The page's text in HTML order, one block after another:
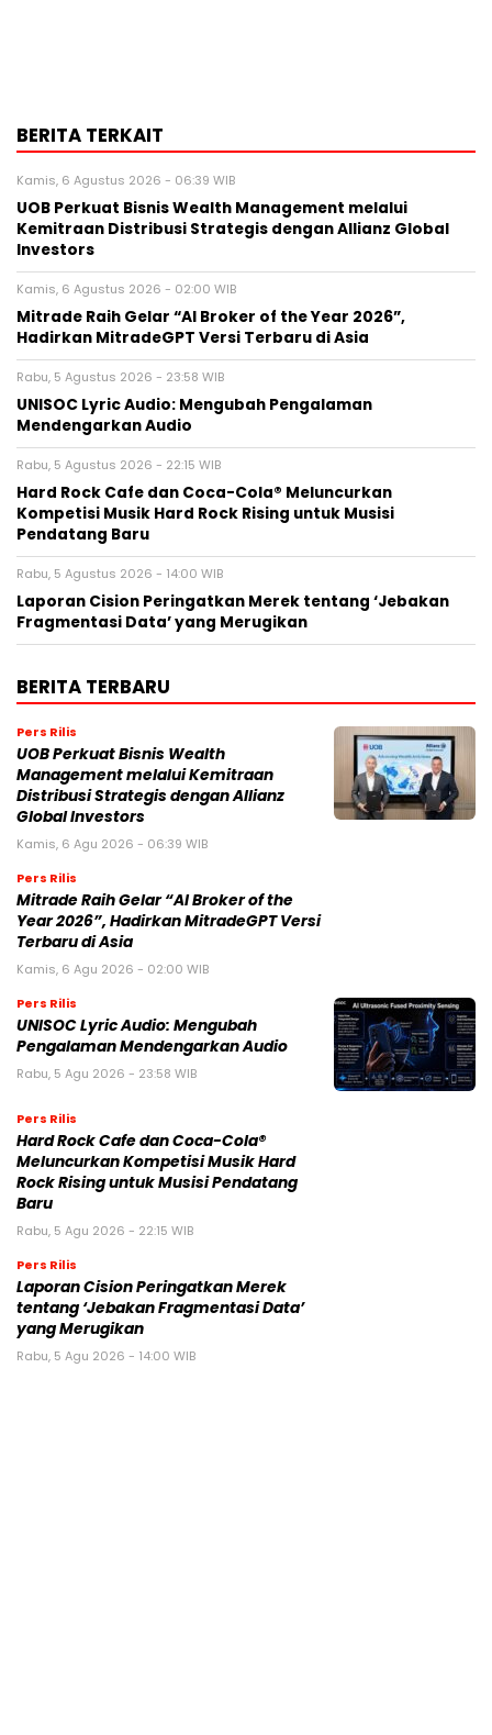
BERITA TERKAIT
Kamis, 6 Agustus 2026 - 06:39 WIB
UOB Perkuat Bisnis Wealth Management melalui
Kemitraan Distribusi Strategis dengan Allianz Global
Investors
Kamis, 6 Agustus 2026 - 02:00 WIB
Mitrade Raih Gelar “AI Broker of the Year 2026”,
Hadirkan MitradeGPT Versi Terbaru di Asia
Rabu, 5 Agustus 2026 - 23:58 WIB
UNISOC Lyric Audio: Mengubah Pengalaman
Mendengarkan Audio
Rabu, 5 Agustus 2026 - 22:15 WIB
Hard Rock Cafe dan Coca-Cola® Meluncurkan
Kompetisi Musik Hard Rock Rising untuk Musisi
Pendatang Baru
Rabu, 5 Agustus 2026 - 14:00 WIB
Laporan Cision Peringatkan Merek tentang ‘Jebakan
Fragmentasi Data’ yang Merugikan
BERITA TERBARU
Pers Rilis
UOB Perkuat Bisnis Wealth
Management melalui Kemitraan
Distribusi Strategis dengan Allianz
Global Investors
Kamis, 6 Agu 2026 - 06:39 WIB
Pers Rilis
Mitrade Raih Gelar “AI Broker of the
Year 2026”, Hadirkan MitradeGPT Versi
Terbaru di Asia
Kamis, 6 Agu 2026 - 02:00 WIB
Pers Rilis
UNISOC Lyric Audio: Mengubah
Pengalaman Mendengarkan Audio
Rabu, 5 Agu 2026 - 23:58 WIB
Pers Rilis
Hard Rock Cafe dan Coca-Cola®
Meluncurkan Kompetisi Musik Hard
Rock Rising untuk Musisi Pendatang
Baru
Rabu, 5 Agu 2026 - 22:15 WIB
Pers Rilis
Laporan Cision Peringatkan Merek
tentang ‘Jebakan Fragmentasi Data’
yang Merugikan
Rabu, 5 Agu 2026 - 14:00 WIB